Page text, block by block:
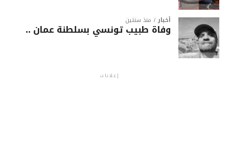
أخبار منذ سنتين
وفاة طبيب تونسي بسلطنة عمان ..
إعلانات